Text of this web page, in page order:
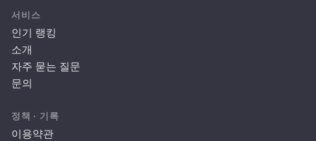
서비스
인기 랭킹
소개
자주 묻는 질문
문의
정책 · 기록
이용약관